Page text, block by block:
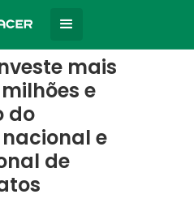
as notícias
mais
milhões e
do
e
de